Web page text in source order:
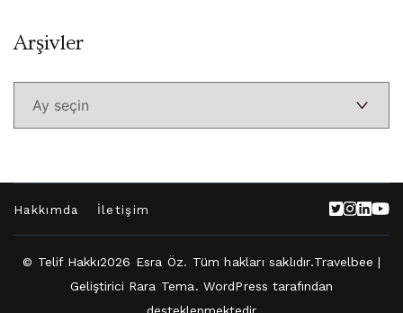
ArşivlerArşivler
Hakkımda İletişim
© Telif Hakkı2026 Esra Öz. Tüm hakları saklıdır.Travelbee |
Geliştirici Rara Tema. WordPress tarafından
desteklenmektedir